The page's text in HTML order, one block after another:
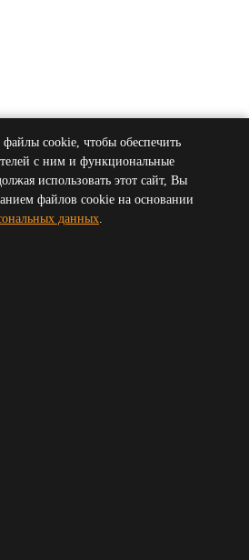
файлы cookie, чтобы обеспечить
с ним и функциональные
использовать этот сайт, Вы
файлов cookie на основании
данных.